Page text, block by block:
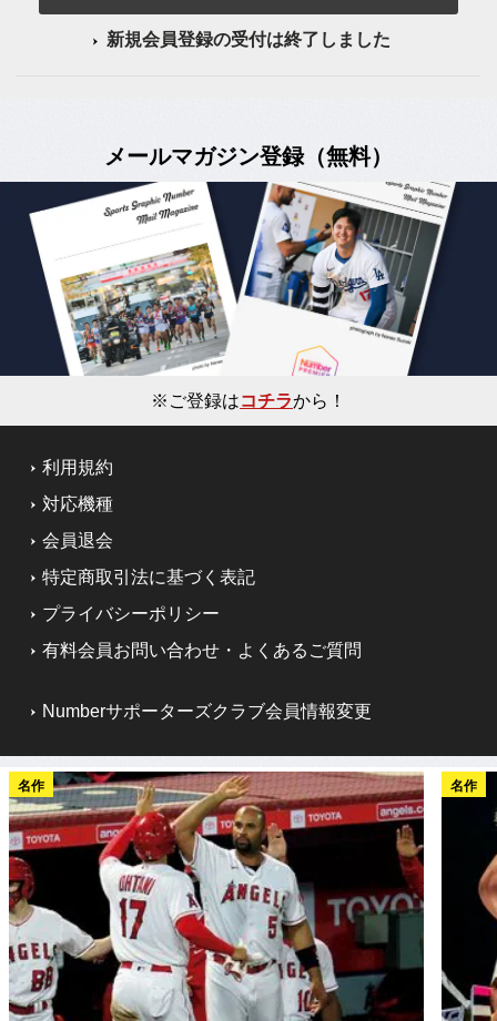
新規会員登録の受付は終了しました
メールマガジン登録（無料）
※ご登録はコチラから！
利用規約
対応機種
会員退会
特定商取引法に基づく表記
プライバシーポリシー
有料会員お問い合わせ・よくあるご質問
Numberサポーターズクラブ会員情報変更
名作 名作